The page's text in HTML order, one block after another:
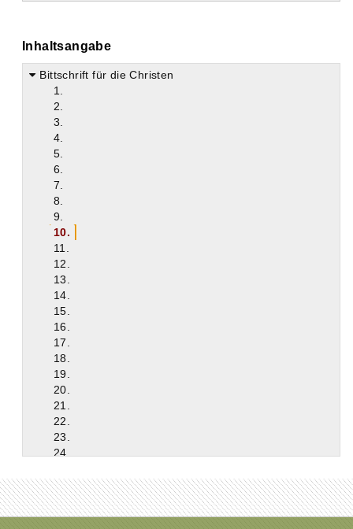
Inhaltsangabe
Bittschrift für die Christen
1.
2.
3.
4.
5.
6.
7.
8.
9.
10.
11.
12.
13.
14.
15.
16.
17.
18.
19.
20.
21.
22.
23.
24.
26.
27.
28.